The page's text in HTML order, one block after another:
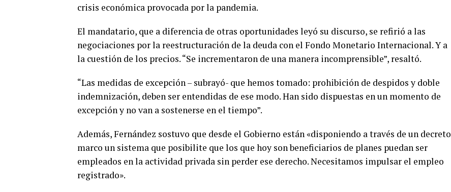
crisis económica provocada por la pandemia.
El mandatario, que a diferencia de otras oportunidades leyó su discurso, se refirió a las
negociaciones por la reestructuración de la deuda con el Fondo Monetario Internacional. Y a
la cuestión de los precios. “Se incrementaron de una manera incomprensible”, resaltó.
“Las medidas de excepción – subrayó- que hemos tomado: prohibición de despidos y doble
indemnización, deben ser entendidas de ese modo. Han sido dispuestas en un momento de
excepción y no van a sostenerse en el tiempo”.
Además, Fernández sostuvo que desde el Gobierno están «disponiendo a través de un decreto
marco un sistema que posibilite que los que hoy son beneficiarios de planes puedan ser
empleados en la actividad privada sin perder ese derecho. Necesitamos impulsar el empleo
registrado».